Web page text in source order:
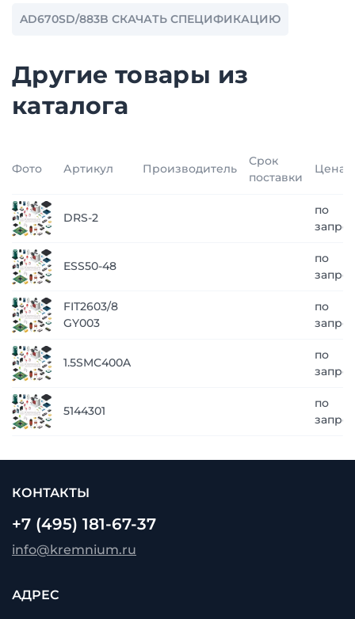
AD670SD/883B СКАЧАТЬ СПЕЦИФИКАЦИЮ
Другие товары из
каталога
Фото Артикул Производитель
Срок
поставки
Цена
DRS-2
по
ESS50-48
по
FIT2603/8
GY003
по
1.5SMC400A
по
5144301
по
КОНТАКТЫ
+7 (495) 181-67-37
info@kremnium.ru
АДРЕС